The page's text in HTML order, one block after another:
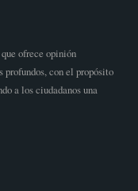
ofrece opinión
con el propósito
a los ciudadanos una